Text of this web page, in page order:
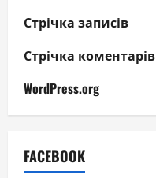
Стрічка записів
Стрічка коментарів
WordPress.org
FACEBOOK